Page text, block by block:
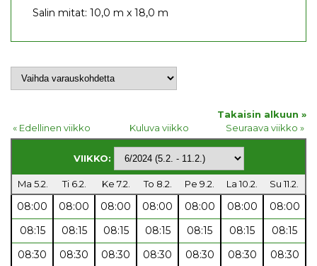
Salin mitat: 10,0 m x 18,0 m
Takaisin alkuun »
« Edellinen viikko
Kuluva viikko Seuraava viikko »
VIIKKO:
Ma 5.2. Ti 6.2. Ke 7.2. To 8.2. Pe 9.2. La 10.2. Su 11.2.
08:00 08:00 08:00 08:00 08:00 08:00
08:00
08:15
08:15 08:15 08:15 08:15 08:15
08:15
08:30
08:30 08:30 08:30 08:30 08:30
08:30